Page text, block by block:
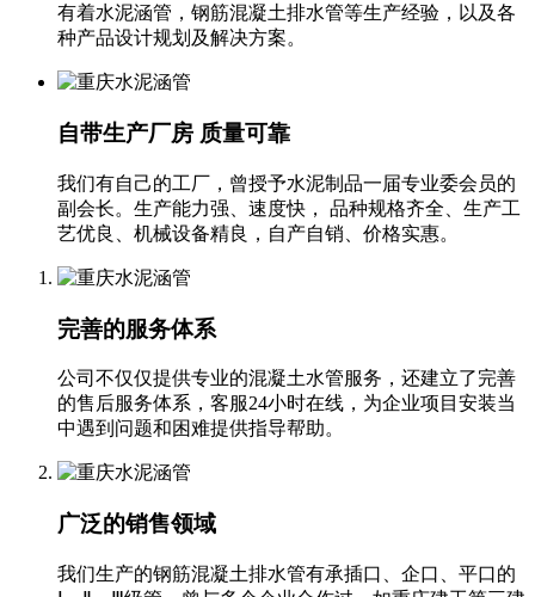
有着水泥涵管，钢筋混凝土排水管等生产经验，以及各
种产品设计规划及解决方案。‬
自带生产厂房 质量可靠
我们有自己的工厂，曾授予水泥制品一届专业委会员的
副会长。生产能力强、速度快， 品种规格齐全、生产工
艺优良、机械设备精良，自产自销、价格实惠。‬
完善的服务体系
公司不仅仅提供专业的混凝土水管服务，还建立了完善
的售后服务体系，客服24小时在线，为企业项目安装当
中遇到问题和困难提供指导帮助。
广泛的销售领域
我们生产的钢筋混凝土排水管有承插口、企口、平口的